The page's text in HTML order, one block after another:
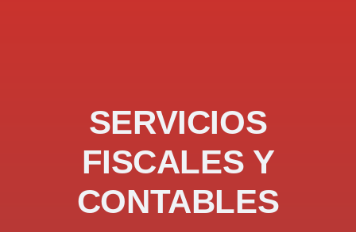
SERVICIOS
FISCALES Y
CONTABLES